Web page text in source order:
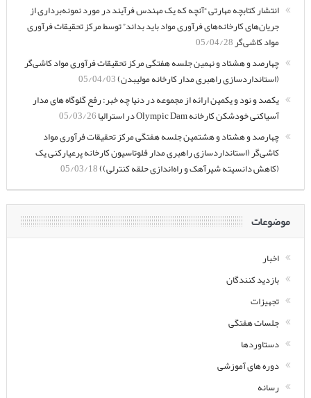
انتشار کتابچه مهارتی “آنچه که یک مهندس فرآیند در مورد نمونه‌برداری از
جریان‌های کارخانه‌های فرآوری مواد باید بداند” توسط مرکز تحقیقات فرآوری
مواد کاشی‌گر05/04/28
چهارصد و هشتاد و نهمین جلسه هفتگی مرکز تحقیقات فرآوری مواد کاشی‌گر
(استانداردسازی راهبری مدار کارخانه مولیبدن)05/04/03
یکصد و نود و یکمین ارائه از مجموعه در دنیا چه خبر: رفع گلوگاه های مدار
آسیاکنی خودشکن کارخانه Olympic Dam در استرالیا
05/03/26
چهارصد و هشتاد و هشتمین جلسه هفتگی مرکز تحقیقات فرآوری مواد
کاشی‌گر (استانداردسازی راهبری مدار فلوتاسیون کارخانه پرعیارکنی یک
(کاهش دانسیته شیرآهک و راه‌اندازی حلقه کنترلی))05/03/18
موضوعات
اخبار
بازدید کنندگان
تجهیزات
جلسات هفتگی
دستاوردها
دوره های آموزشی
رسانه